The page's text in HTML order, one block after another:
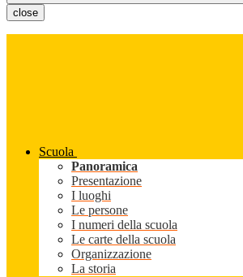
close
Scuola
Panoramica
Presentazione
I luoghi
Le persone
I numeri della scuola
Le carte della scuola
Organizzazione
La storia